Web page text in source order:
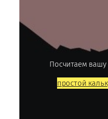
Посчитаем вашу
простой